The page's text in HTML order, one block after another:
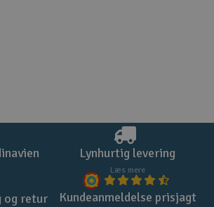
Lynhurtig levering
Læs mere
og retur Kundeanmeldelse prisjagt